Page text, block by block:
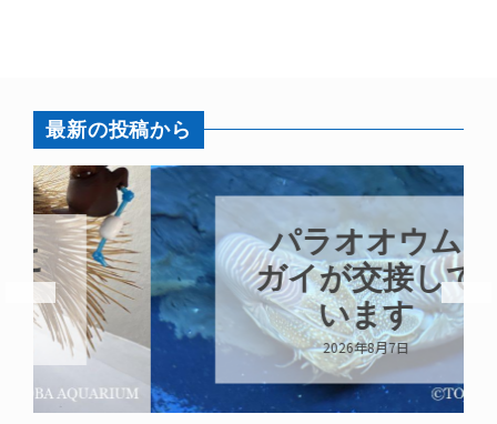
最新の投稿から
パラオオウム
ガイが交接して
います
2026年8月7日